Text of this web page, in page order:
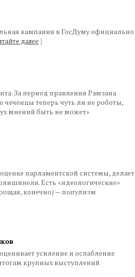
кампания в ГосДуму официально
далее }
За период правления Рамзана
чеченцы теперь чуть ли не роботы,
мнений быть не может»
парламентской системы, делает
Есть «идеологические»
конечно) — популизм
усиление и ослабление
крупных выступлений